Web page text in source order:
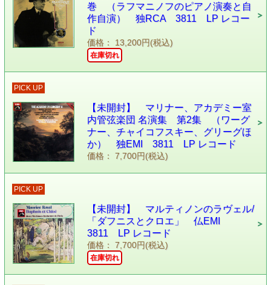
巻 （ラフマニノフのピアノ演奏と自
作自演） 独RCA 3811 LP レコー
ド
価格： 13,200円(税込)
在庫切れ
PICK UP
【未開封】 マリナー、アカデミー室
内管弦楽団 名演集 第2集 （ワーグ
ナー、チャイコフスキー、グリーグほ
か） 独EMI 3811 LP レコード
価格： 7,700円(税込)
PICK UP
【未開封】 マルティノンのラヴェル/
「ダフニスとクロエ」 仏EMI
3811 LP レコード
価格： 7,700円(税込)
在庫切れ